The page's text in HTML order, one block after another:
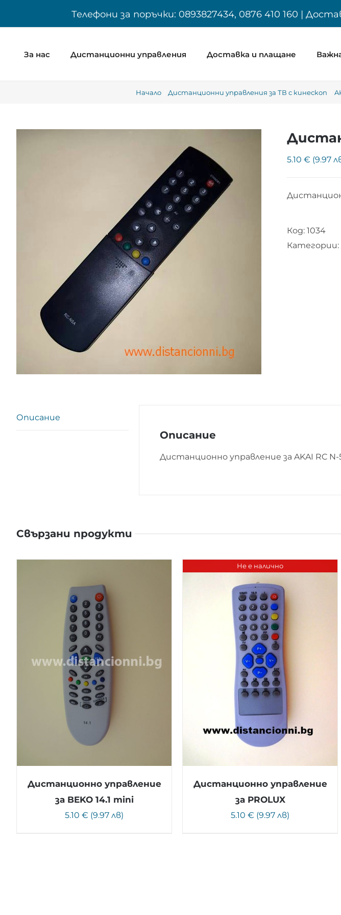
Телефони за поръчки: 0893827434, 0876 410 160 |
За нас Дистанционни управления Доставка и плащане
Начало Дистанционни управления за ТВ с кинескоп
5.10 € (9.97
Код: 1034
Категории:
Описание
Описание
Дистанционно управление за AKAI RC
Свързани продукти
Дистанционно управление
за BEKO 14.1 mini
5.10 € (9.97 лв)
Не е налично
Дистанционно управление
за PROLUX
5.10 € (9.97 лв)